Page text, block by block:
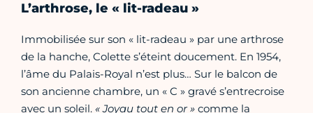
L’arthrose, le « lit-radeau »
Immobilisée sur son « lit-radeau » par une arthrose
de la hanche, Colette s’éteint doucement. En 1954,
l’âme du Palais-Royal n’est plus… Sur le balcon de
son ancienne chambre, un « C » gravé s’entrecroise
avec un soleil. « Joyau tout en or » comme la